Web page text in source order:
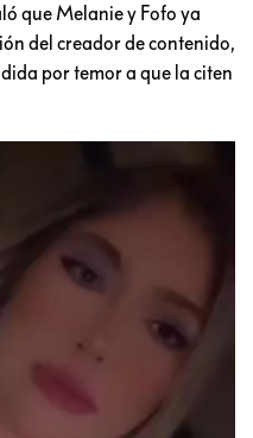
que Melanie y Fofo ya
del creador de contenido,
por temor a que la citen